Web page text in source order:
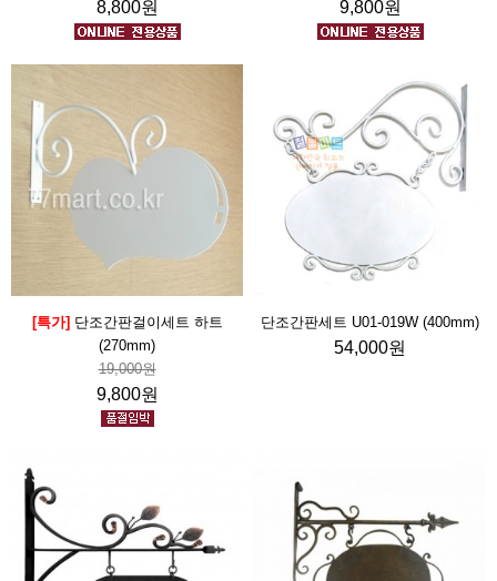
8,800원 9,800원
[특가] 단조간판걸이세트 하트
(270mm)
19,000원
9,800원
단조간판세트 U01-019W (400mm)
54,000원